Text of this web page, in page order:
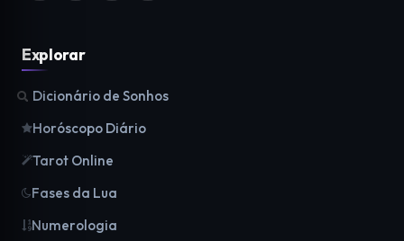
Explorar
Dicionário de Sonhos
Horóscopo Diário
Tarot Online
Fases da Lua
Numerologia